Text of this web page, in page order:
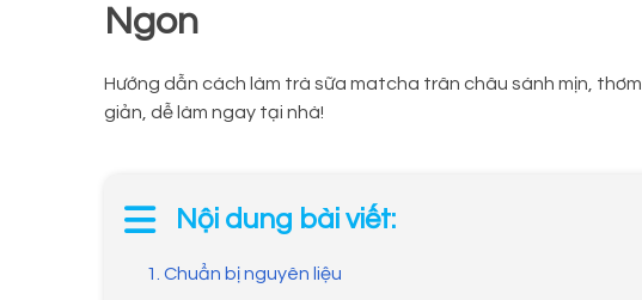
Ngon
Hướng dẫn cách làm trà sữa matcha trân châu sánh mịn,
giản, dễ làm ngay tại nhà!
Nội dung bài viết:
1. Chuẩn bị nguyên liệu